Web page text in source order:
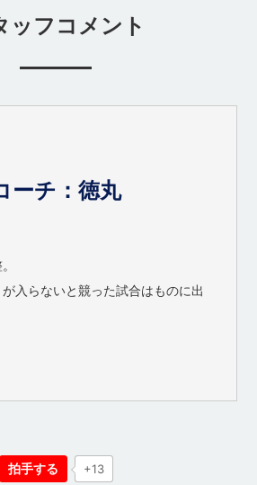
ッフコメント
ーチ：徳丸
入らないと競った試合はものに出
拍手する +13